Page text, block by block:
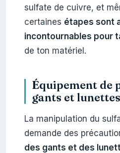
sulfate de cuivre, et
certaines étapes sont
incontournables pour
de ton matériel.
Équipement de
gants et lunettes
La manipulation du
demande des
des gants et des